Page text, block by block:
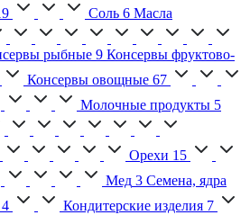
Соль 6 Масла
рыбные 9 Консервы фруктово-
Консервы овощные 67
Молочные продукты 5
Орехи 15
Мед 3 Семена, ядра
4 Кондитерские изделия 7